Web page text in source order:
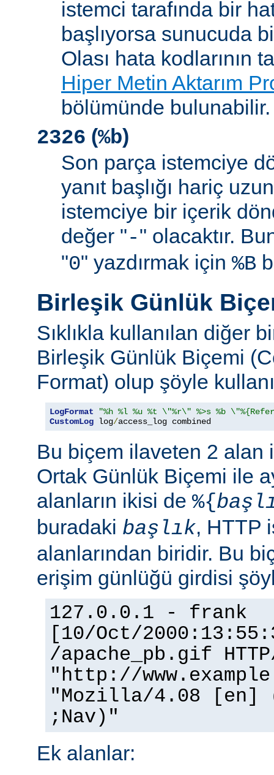
istemci tarafında bir
başlıyorsa sunucuda
Olası hata kodlarının
Hiper Metin Aktarım
bölümünde bulunabilir.
2326 (%b)
Son parça istemciye
yanıt başlığı hariç
istemciye bir içerik
değer "-" olacaktır.
"0" yazdırmak için %B
Birleşik Günlük
Sıklıkla kullanılan diğer
Birleşik Günlük Biçemi
Format) olup şöyle
LogFormat
"%h %l %u %t \"%r\" %>s %b
CustomLog log/access_log combined
Bu biçem ilaveten 2 alan
Ortak Günlük Biçemi ile
alanların ikisi de %{
buradaki başlık, HTTP
alanlarından biridir. Bu
erişim günlüğü girdisi
127.0.0.1 - frank
[10/Oct/
/apache_pb.gif
"http://
"Mozilla/4.08 [en]
;Nav)"
Ek alanlar: